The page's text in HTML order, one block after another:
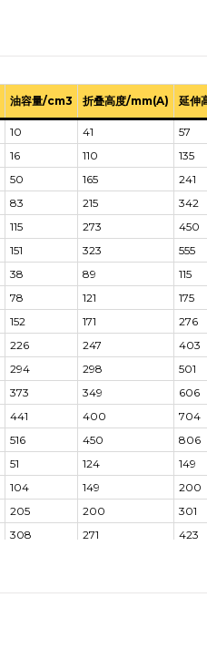
油容量/cm3 折叠高度/mm(A) 延伸
10 41
57
16 110
135
50 165
241
83 215
342
115 273
450
151 323
555
38 89
115
78 121
175
152 171
276
226 247
403
294 298
501
373 349
606
441 400
704
516 450
806
51 124
149
104 149
200
205 200
301
308 271
423